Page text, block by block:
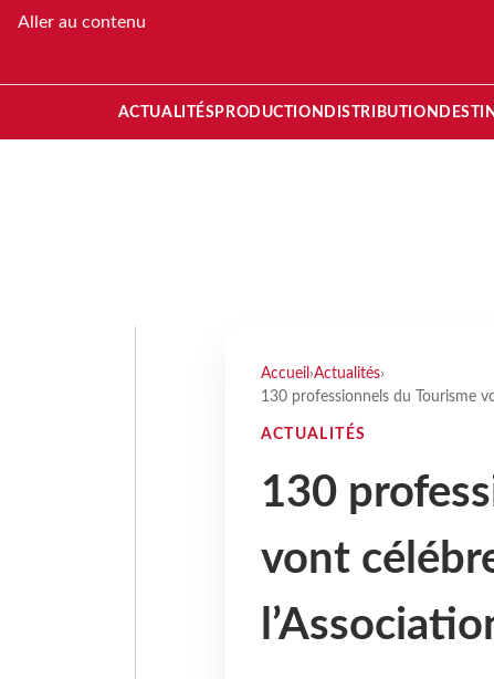
Aller au contenu
ACTUALITÉS PRODUCTION DISTRIBUTION
Accueil ›Actualités›
130 professionnels du Tourisme
ACTUALITÉS
130
vont